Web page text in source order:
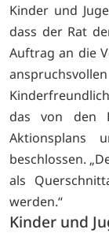
Kinder und
dass der Rat
Auftrag an die
das von den
Aktionsplans
beschlossen.
als
werden.“
Kinder und